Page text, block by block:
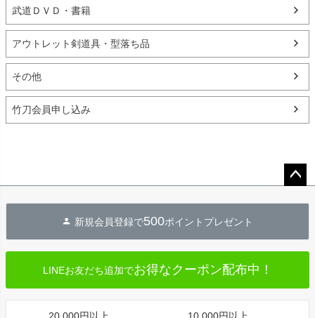
武道ＤＶＤ・書籍
アウトレット剣道具・型落ち品
その他
竹刀会員申し込み
へ
新規会員登録で500ポイントプレゼント
LINEお友だち追加でお得なクーポン配布中！
20,000円以上 10,000円以上